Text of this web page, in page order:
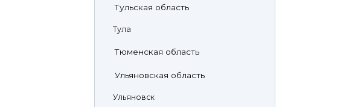
Тульская область
Тула
Тюменская область
Ульяновская область
Ульяновск